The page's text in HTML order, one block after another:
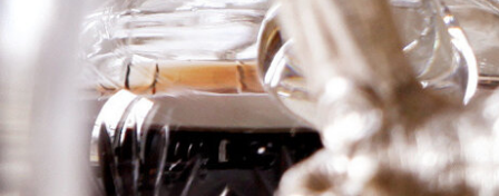
Clos de Beze
Grand Cru
Logga in för att se priset